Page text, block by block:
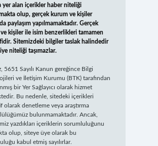
yer alan içerikler haber niteliği
olup, gerçek kurum ve kişiler
paylaşım yapılmamaktadır. Gerçek
kişiler ile isim benzerlikleri tamamen
Sitemizdeki bilgiler taslak halindedir
niteliği taşımazlar.
5651 Sayılı Kanun gereğince Bilgi
ve İletişim Kurumu (BTK) tarafından
bir Yer Sağlayıcı olarak hizmet
Bu nedenle, sitedeki içerikleri
olarak denetleme veya araştırma
bulunmamaktadır. Ancak,
yazdıkları içeriklerin sorumluluğunu
olup, siteye üye olarak bu
kabul etmiş sayılırlar.